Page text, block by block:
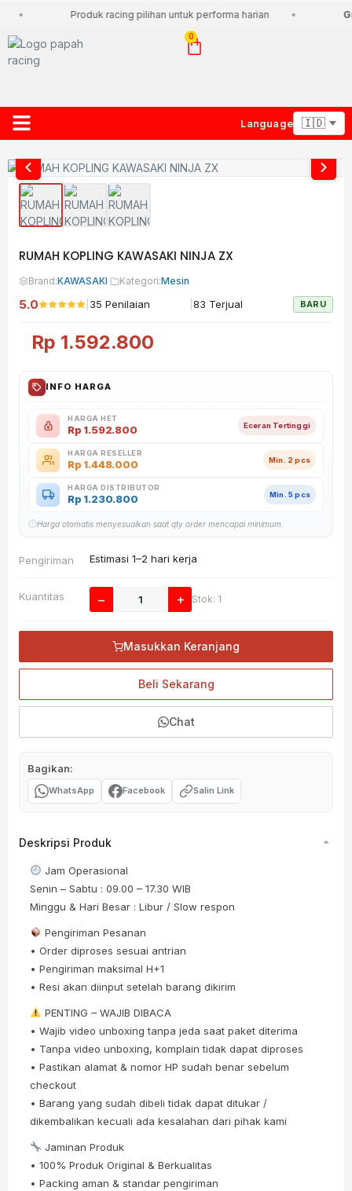
Produk racing pilihan untuk performa harian
0
Language
RUMAH KOPLING KAWASAKI NINJA ZX
Brand:KAWASAKI· Kategori:Mesin
5.0 35 Penilaian 83 Terjual BARU
Rp 1.592.800
INFO HARGA
HARGA HET
Rp 1.592.800 Eceran Tertinggi
HARGA RESELLER
Rp 1.448.000 Min. 2 pcs
HARGA DISTRIBUTOR
Rp 1.230.800 Min. 5 pcs
Harga otomatis menyesuaikan saat qty order mencapai minimum.
Pengiriman Estimasi 1–2 hari kerja
Kuantitas − + Stok: 1
Masukkan Keranjang
Beli Sekarang
Chat
Bagikan:
WhatsApp Facebook Salin Link
Deskripsi Produk
Jam Operasional
Senin – Sabtu : 09.00 – 17.30 WIB
Minggu & Hari Besar : Libur / Slow respon
Pengiriman Pesanan
• Order diproses sesuai antrian
• Pengiriman maksimal H+1
• Resi akan diinput setelah barang dikirim
PENTING – WAJIB DIBACA
• Wajib video unboxing tanpa jeda saat paket diterima
• Tanpa video unboxing, komplain tidak dapat diproses
• Pastikan alamat & nomor HP sudah benar sebelum
checkout
• Barang yang sudah dibeli tidak dapat ditukar /
dikembalikan kecuali ada kesalahan dari pihak kami
Jaminan Produk
• 100% Produk Original & Berkualitas
• Packing aman & standar pengiriman